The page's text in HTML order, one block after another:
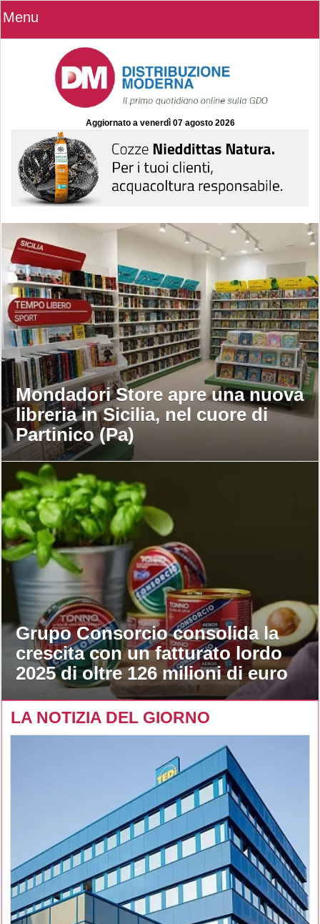
Menu
Aggiornato a venerdì 07 agosto 2026
Mondadori Store apre una nuova
libreria in Sicilia, nel cuore di
Partinico (Pa)
Grupo Consorcio consolida la
crescita con un fatturato lordo
2025 di oltre 126 milioni di euro
LA NOTIZIA DEL GIORNO